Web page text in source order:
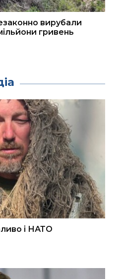
вирубали
гривень
і НАТО